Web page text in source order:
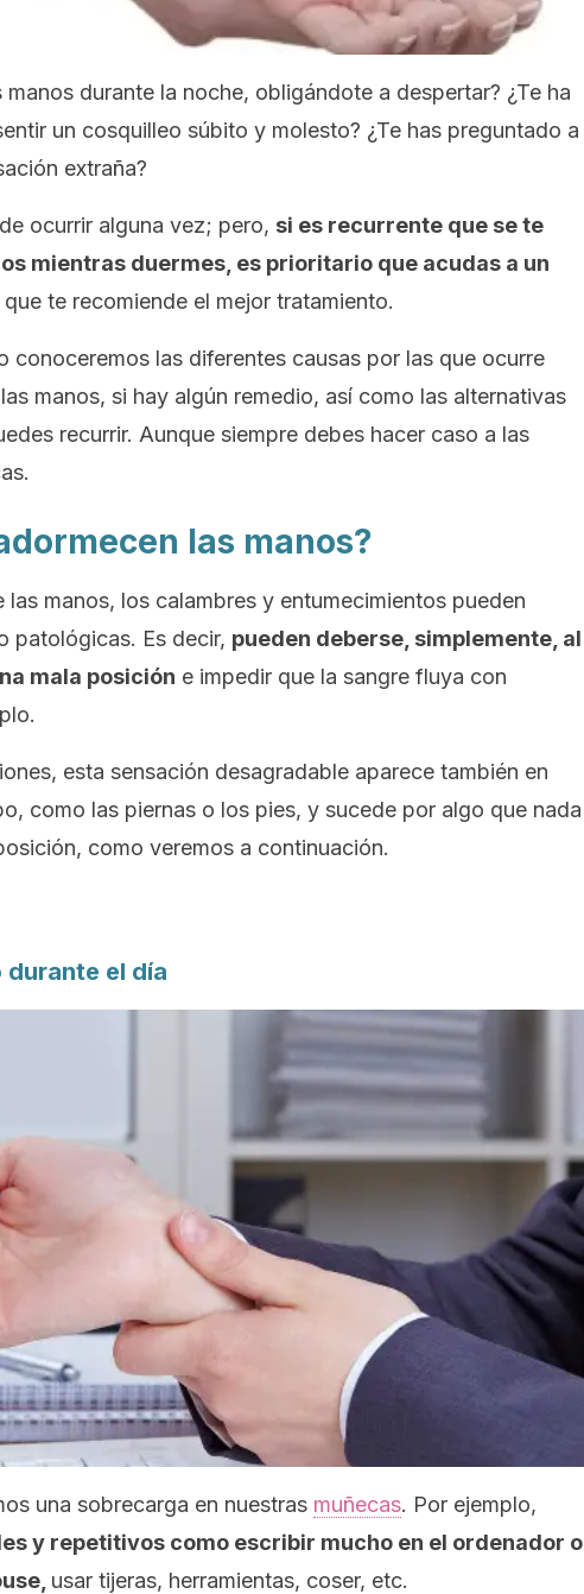
manos durante la noche, obligándote a despertar? ¿Te ha
un cosquilleo súbito y molesto? ¿Te has preguntado a
extraña?
ocurrir alguna vez; pero, si es recurrente que se te
mientras duermes, es prioritario que acudas a un
te recomiende el mejor tratamiento.
conoceremos las diferentes causas por las que ocurre
manos, si hay algún remedio, así como las alternativas
recurrir. Aunque siempre debes hacer caso a las
las manos?
las manos, los calambres y entumecimientos pueden
patológicas. Es decir, pueden deberse, simplemente, al
mala posición e impedir que la sangre fluya con
esta sensación desagradable aparece también en
como las piernas o los pies, y sucede por algo que nada
como veremos a continuación.
el día
una sobrecarga en nuestras muñecas. Por ejemplo,
y repetitivos como escribir mucho en el ordenador o
usar tijeras, herramientas, coser, etc.